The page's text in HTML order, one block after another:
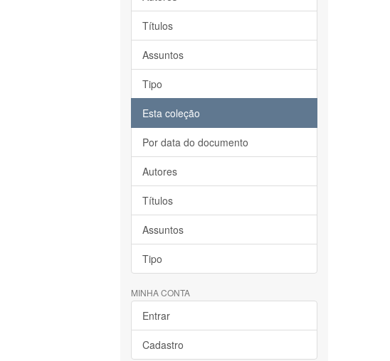
Títulos
Assuntos
Tipo
Esta coleção
Por data do documento
Autores
Títulos
Assuntos
Tipo
MINHA CONTA
Entrar
Cadastro